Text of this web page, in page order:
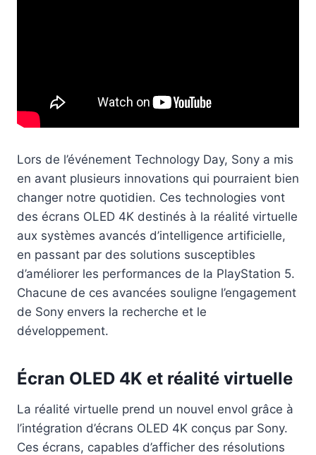
Lors de l’événement Technology Day, Sony a mis
en avant plusieurs innovations qui pourraient bien
changer notre quotidien. Ces technologies vont
des écrans OLED 4K destinés à la réalité virtuelle
aux systèmes avancés d’intelligence artificielle,
en passant par des solutions susceptibles
d’améliorer les performances de la PlayStation 5.
Chacune de ces avancées souligne l’engagement
de Sony envers la recherche et le
développement.
Écran OLED 4K et réalité virtuelle
La réalité virtuelle prend un nouvel envol grâce à
l’intégration d’écrans OLED 4K conçus par Sony.
Ces écrans, capables d’afficher des résolutions